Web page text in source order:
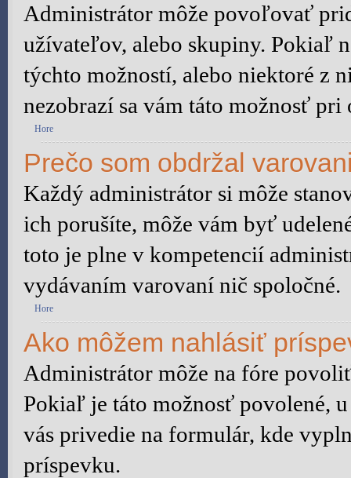
Administrátor môže povoľovať
užívateľov, alebo skupiny. Pokiaľ
týchto možností, alebo niektoré z
nezobrazí sa vám táto možnosť
Hore
Prečo som obdržal
Každý administrátor si môže
ich porušíte, môže vám byť
toto je plne v kompetencií
vydávaním varovaní nič spoločné.
Hore
Ako môžem nahlásiť
Administrátor môže na fóre
Pokiaľ je táto možnosť povolené,
vás privedie na formulár, kde
príspevku.